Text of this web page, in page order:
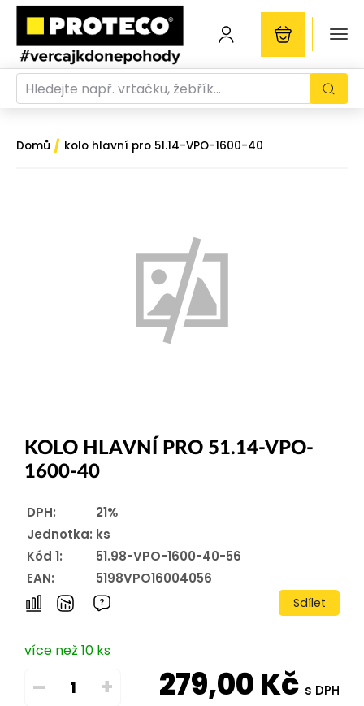
Domů / kolo hlavní pro 51.14-VPO-1600-40
KOLO HLAVNÍ PRO 51.14-VPO-
1600-40
DPH:
21%
Jednotka: ks
Kód 1:
51.98-VPO-1600-40-56
EAN:
5198VPO16004056
Sdílet
více než 10 ks
– + 279,00Kč s DPH